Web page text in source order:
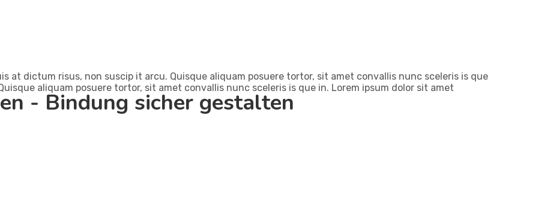
- Bindung sicher gestalten
at dictum risus, non suscip it arcu. Quisque aliquam posuere tortor, sit amet convallis nunc sceleris is que
aliquam posuere tortor, sit amet convallis nunc sceleris is que in. Lorem ipsum dolor sit amet